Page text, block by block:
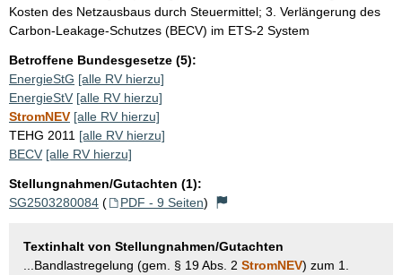
Kosten des Netzausbaus durch Steuermittel; 3. Verlängerung des
Carbon-Leakage-Schutzes (BECV) im ETS-2 System
Betroffene Bundesgesetze (5):
EnergieStG [alle RV hierzu]
EnergieStV [alle RV hierzu]
StromNEV [alle RV hierzu]
TEHG 2011 [alle RV hierzu]
BECV [alle RV hierzu]
Stellungnahmen/Gutachten (1):
SG2503280084 ( PDF - 9 Seiten)
Textinhalt von Stellungnahmen/Gutachten
...Bandlastregelung (gem. § 19 Abs. 2 StromNEV) zum 1.